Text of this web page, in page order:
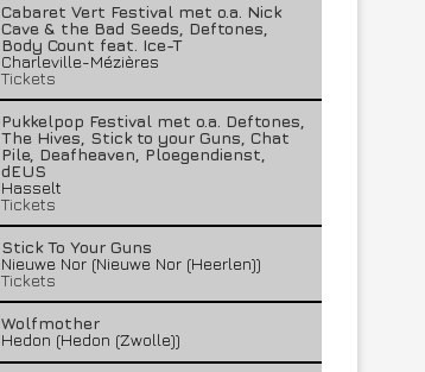
Cabaret Vert Festival met o.a. Nick
Cave & the Bad Seeds, Deftones,
Body Count feat. Ice-T
Charleville-Mézières
Tickets
Pukkelpop Festival met o.a. Deftones,
The Hives, Stick to your Guns, Chat
Pile, Deafheaven, Ploegendienst,
dEUS
Hasselt
Tickets
Stick To Your Guns
Nieuwe Nor (Nieuwe Nor (Heerlen))
Tickets
Wolfmother
Hedon (Hedon (Zwolle))